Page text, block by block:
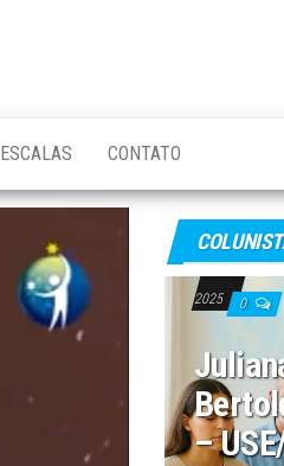
ESCALAS CONTATO
16 de julho
2025
0
–